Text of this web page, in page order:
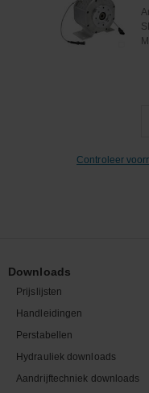
Controleer
Downloads
Prijslijsten
Handleidingen
Perstabellen
Hydrauliek downloads
Aandrijftechniek downloads